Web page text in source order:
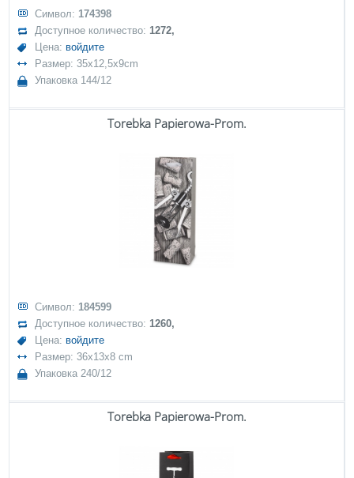
Символ: 174398
Доступное количество:1272,
Цена: войдите
Размер: 35x12,5x9cm
Упаковка 144/12
Torebka Papierowa-Prom.
Символ: 184599
Доступное количество:1260,
Цена: войдите
Размер: 36x13x8 cm
Упаковка 240/12
Torebka Papierowa-Prom.